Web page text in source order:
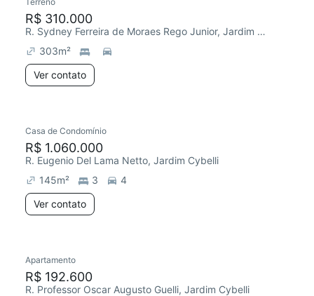
Chegou este mês
R$ 310.000
R. Sydney Ferreira de Moraes Rego Junior, Jardim Cybelli
303m²
Ver contato
Redecorar
Casa de Condomínio
R$ 1.060.000
R. Eugenio Del Lama Netto, Jardim Cybelli
145m² 3
4
Ver contato
Redecorar
Apartamento
R$ 192.600
R. Professor Oscar Augusto Guelli, Jardim Cybelli